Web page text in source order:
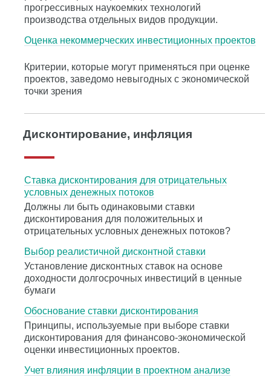
прогрессивных наукоемких технологий
производства отдельных видов продукции.
Оценка некоммерческих инвестиционных проектов
Критерии, которые могут применяться при оценке
проектов, заведомо невыгодных с экономической
точки зрения
Дисконтирование, инфляция
Ставка дисконтирования для отрицательных
условных денежных потоков
Должны ли быть одинаковыми ставки
дисконтирования для положительных и
отрицательных условных денежных потоков?
Выбор реалистичной дисконтной ставки
Установление дисконтных ставок на основе
доходности долгосрочных инвестиций в ценные
бумаги
Обоснование ставки дисконтирования
Принципы, используемые при выборе ставки
дисконтирования для финансово-экономической
оценки инвестиционных проектов.
Учет влияния инфляции в проектном анализе